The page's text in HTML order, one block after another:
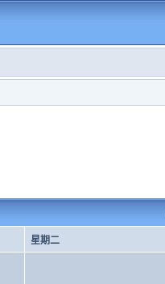
星期二